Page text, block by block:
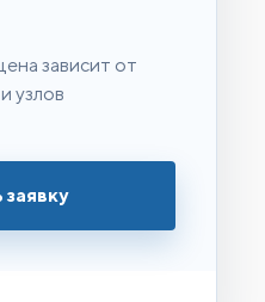
зависит от
узлов